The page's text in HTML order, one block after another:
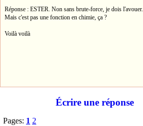
Réponse : ESTER. Non sans brute-force, je dois l'avouer.
Mais c'est pas une fonction en chimie, ça ?
Voilà voilà
Écrire une réponse
Pages: 1 2